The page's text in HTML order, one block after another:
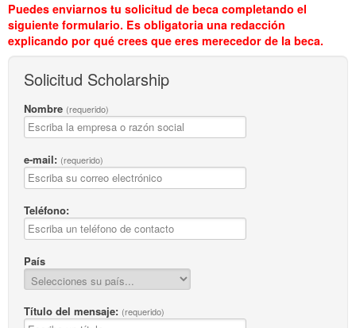
Puedes enviarnos tu solicitud de beca completando el
siguiente formulario. Es obligatoria una redacción
explicando por qué crees que eres merecedor de la beca.
Solicitud Scholarship
Nombre (requerido)
e-mail: (requerido)
Teléfono:
País
Título del mensaje: (requerido)